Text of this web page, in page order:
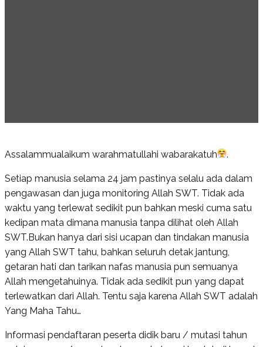
Assalammualaikum warahmatullahi wabarakatuh .
Setiap manusia selama 24 jam pastinya selalu ada dalam
pengawasan dan juga monitoring Allah SWT. Tidak ada
waktu yang terlewat sedikit pun bahkan meski cuma satu
kedipan mata dimana manusia tanpa dilihat oleh Allah
SWT.Bukan hanya dari sisi ucapan dan tindakan manusia
yang Allah SWT tahu, bahkan seluruh detak jantung,
getaran hati dan tarikan nafas manusia pun semuanya
Allah mengetahuinya. Tidak ada sedikit pun yang dapat
terlewatkan dari Allah. Tentu saja karena Allah SWT adalah
Yang Maha Tahu…
Informasi pendaftaran peserta didik baru / mutasi tahun